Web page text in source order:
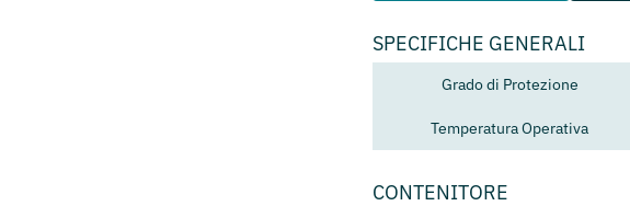
SPECIFICHE GENERALI
Grado di Protezione
Temperatura Operativa
CONTENITORE